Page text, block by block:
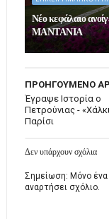
Νέο κεφάλαιο
ΜΑΝΤΑΝΙΑ
ΠΡΟΗΓΟΥΜΕΝΟ
Έγραψε Ιστορία ο
Πετρούνιας -
Παρίσι
Δεν υπάρχουν σχόλια
Σημείωση: Μόνο ένα
αναρτήσει σχόλιο.